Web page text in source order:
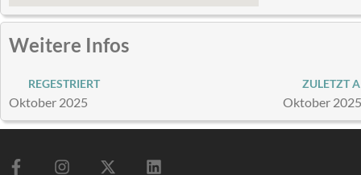
Weitere Infos
REGESTRIERT
Oktober 2025
ZULETZT
Oktober 2025
F
I
X
L